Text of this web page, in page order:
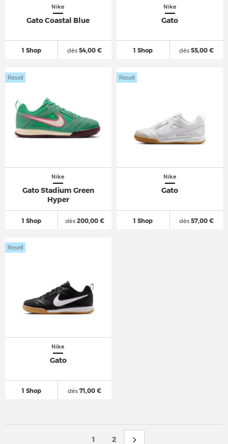
Nike
Gato Coastal Blue
1 Shop dès 54,00 €
Nike
Gato
1 Shop dès55,00 €
Nike
Gato Stadium Green
Hyper
1 Shop
Resell
dès200,00 €
Nike
Gato
1 Shop
Resell
dès57,00 €
Nike
Gato
1 Shop
Resell
dès 71,00 €
1 2